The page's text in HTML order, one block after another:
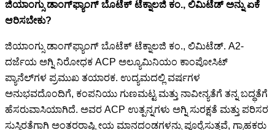
ಜಿಯಾಂಗ್ಸು ಡಾಂಗ್‌ಫ್ಯಾಂಗ್ ಬೊಟೆಕ್ ಟೆಕ್ನಾಲಜಿ ಕಂ., ಲಿಮಿಟೆಡ್ ಅನ್ನು ಏಕೆ
ಆರಿಸಬೇಕು?
ಜಿಯಾಂಗ್ಸು ಡಾಂಗ್‌ಫ್ಯಾಂಗ್ ಬೊಟೆಕ್ ಟೆಕ್ನಾಲಜಿ ಕಂ., ಲಿಮಿಟೆಡ್. A2-
ದರ್ಜೆಯ ಅಗ್ನಿ ನಿರೋಧಕ ACP ಅಲ್ಯೂಮಿನಿಯಂ ಕಾಂಪೋಸಿಟ್
ಪ್ಯಾನೆಲ್‌ಗಳ ಪ್ರಮುಖ ತಯಾರಕ. ಉದ್ಯಮದಲ್ಲಿ ವರ್ಷಗಳ
ಅನುಭವದೊಂದಿಗೆ, ಕಂಪನಿಯು ಗುಣಮಟ್ಟ ಮತ್ತು ನಾವೀನ್ಯತೆಗೆ ತನ್ನ ಬದ್ಧತೆಗೆ
ಹೆಸರುವಾಸಿಯಾಗಿದೆ. ಅವರ ACP ಉತ್ಪನ್ನಗಳು ಅಗ್ನಿ ಸುರಕ್ಷತೆ ಮತ್ತು ಪರಿಸರ
ಸುಸ್ಥಿರತೆಗಾಗಿ ಅಂತರರಾಷ್ಟ್ರೀಯ ಮಾನದಂಡಗಳನ್ನು ಪೂರೈಸುತ್ತವೆ, ಗ್ರಾಹಕರು